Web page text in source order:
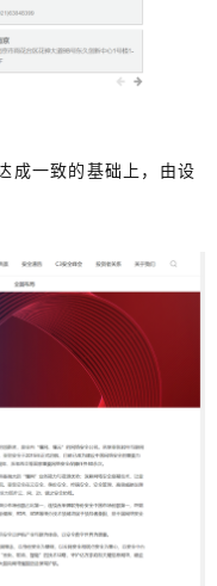
成一致的基础上，由设